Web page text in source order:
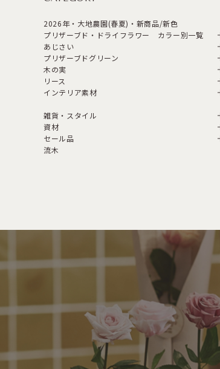
2026年・大地農園(春夏)・新商品/新色
プリザーブド・ドライフラワー カラー別一覧
あじさい
プリザーブドグリーン
木の実
リース
インテリア素材
雑貨・スタイル
資材
セール品
流木